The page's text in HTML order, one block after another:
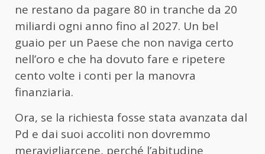
ne restano da pagare 80 in tranche da 20
miliardi ogni anno fino al 2027. Un bel
guaio per un Paese che non naviga certo
nell’oro e che ha dovuto fare e ripetere
cento volte i conti per la manovra
finanziaria.
Ora, se la richiesta fosse stata avanzata dal
Pd e dai suoi accoliti non dovremmo
meravigliarcene, perché l’abitudine